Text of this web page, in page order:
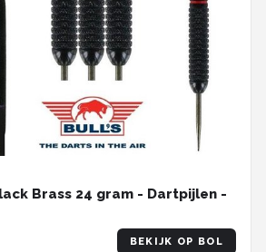
Brass 24 gram - Dartpijlen -
BEKIJK OP BOL